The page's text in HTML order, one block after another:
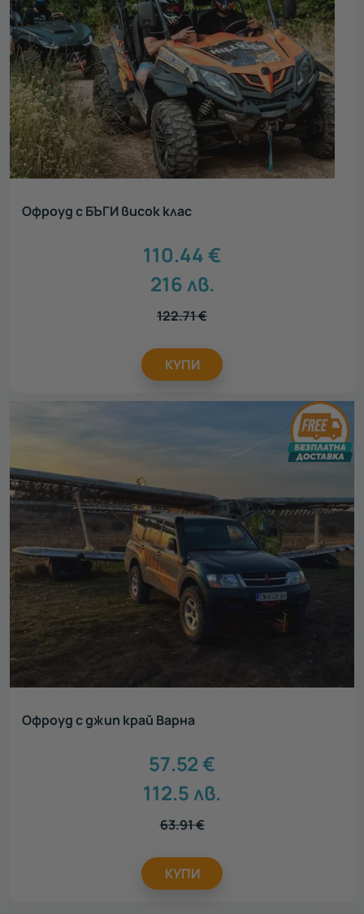
Офроуд с БЪГИ висок клас
110.44€
216лв.
122.71€
КУПИ
Офроуд с джип край Варна
57.52€
112.5лв.
63.91€
КУПИ